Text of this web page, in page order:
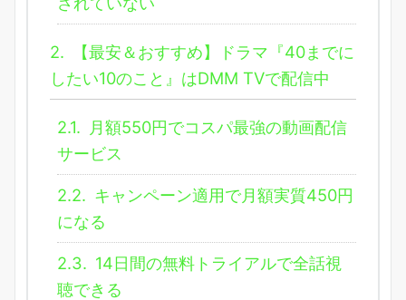
2.
【最安＆おすすめ】ドラマ『40までに
したい10のこと』はDMM TVで配信中
2.1.
月額550円でコスパ最強の動画配信
サービス
2.2. キャンペーン適用で月額実質450円
になる
2.3. 14日間の無料トライアルで全話視
聴できる